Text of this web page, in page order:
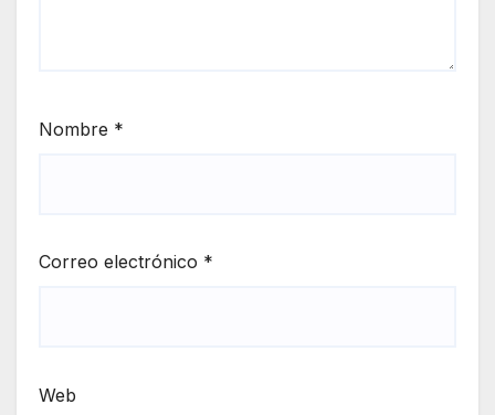
Nombre *
Correo electrónico *
Web